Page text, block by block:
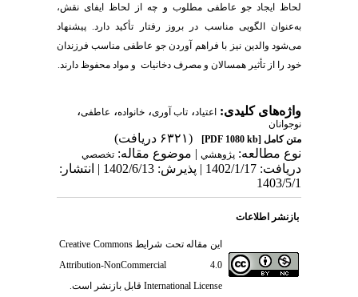
لحاظ ایجاد جو عاطفی مطلوب و چه از لحاظ ایفای نقش،
به‌عنوان الگویی مناسب در بروز رفتار تأکید دارد. پیشنهاد
می‌شود والدین نیز با فراهم آوردن جو عاطفی مناسب فرزندان
خود را از تأثیر همسالان و مصرف دخانیات و مواد محفوظ دارند.
واژه‌های کلیدی: اعتیاد ، تاب آوری، خانواده، عاطفی،
نوجوانان
متن کامل [PDF 1080 kb]
(۶۳۲۱ دریافت)
نوع مطالعه: پژوهشي| موضوع مقاله: تخصصي
دریافت: 1402/1/17 | پذیرش: 1402/6/13 | انتشار:
1403/5/1
بازنشر اطلاعات
این مقاله تحت شرایطCreative Commons
Attribution-NonCommercial 4.0
International License قابل بازنشر است.